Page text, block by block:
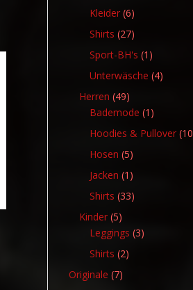
Produkt
Kleider 66
Produkte
Shirts 2727
Produkte
Sport-BH's 1 1
Produkt
Unterwäsche 44
Herren 4949
Produkte
Bademode 1 1
Produkt
Hoodies & Pullover 10
Hosen 55
Produkte
Jacken 1 1
Produkt
Shirts 3333
Kinder 55
Produkte
Leggings 33
Shirts 22
Originale 77